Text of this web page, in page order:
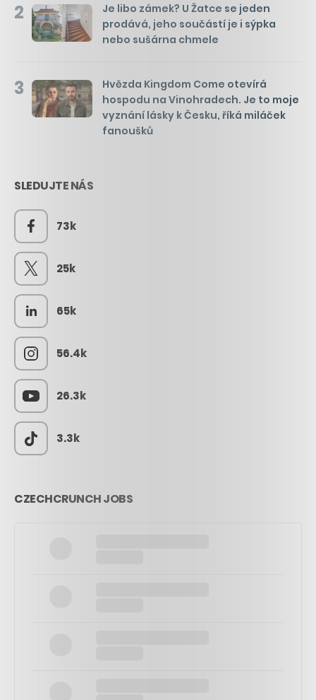
2
Je libo zámek? U Žatce se jeden
prodává, jeho součástí je i sýpka
nebo sušárna chmele
3
Hvězda Kingdom Come otevírá
hospodu na Vinohradech. Je to moje
vyznání lásky k Česku, říká miláček
fanoušků
SLEDUJTE NÁS
73k
25k
65k
56.4k
26.3k
3.3k
CZECHCRUNCH JOBS